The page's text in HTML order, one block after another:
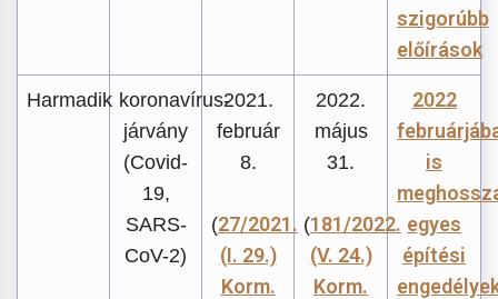
szigorúbb
előírások
Harmadik koronavírus-
járvány
(Covid-
19,
SARS-
CoV-2)
2021.
február
8.
(27/2021.
(I. 29.)
Korm.
2022.
május
31.
(181/2022.
(V. 24.)
Korm.
2022
is
egyes
építési